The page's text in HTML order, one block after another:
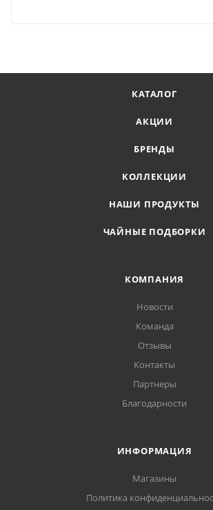
КАТАЛОГ
АКЦИИ
БРЕНДЫ
КОЛЛЕКЦИИ
НАШИ ПРОДУКТЫ
ЧАЙНЫЕ ПОДБОРКИ
КОМПАНИЯ
Новости
Команда
Отзывы
Контакты
Партнеры
Благодарности
ИНФОРМАЦИЯ
Магазины
Политика